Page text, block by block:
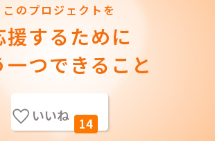
このプロジェクトを
援するために
一つできること
いいね 14